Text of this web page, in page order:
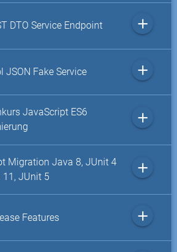
DTO Service Endpoint add
JSON Fake Service add
JavaScript ES6
add
Migration Java 8, JUnit 4
JUnit 5
add
Features add